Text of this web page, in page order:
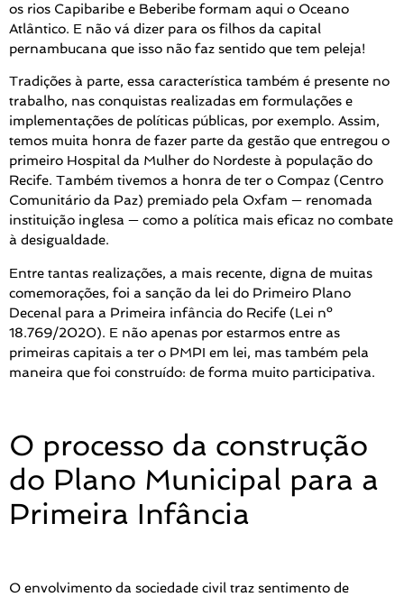
os rios Capibaribe e Beberibe formam aqui o Oceano
Atlântico. E não vá dizer para os filhos da capital
pernambucana que isso não faz sentido que tem peleja!
Tradições à parte, essa característica também é presente no
trabalho, nas conquistas realizadas em formulações e
implementações de políticas públicas, por exemplo. Assim,
temos muita honra de fazer parte da gestão que entregou o
primeiro Hospital da Mulher do Nordeste à população do
Recife. Também tivemos a honra de ter o Compaz (Centro
Comunitário da Paz) premiado pela Oxfam — renomada
instituição inglesa — como a política mais eficaz no combate
à desigualdade.
Entre tantas realizações, a mais recente, digna de muitas
comemorações, foi a sanção da lei do Primeiro Plano
Decenal para a Primeira infância do Recife (Lei nº
18.769/2020). E não apenas por estarmos entre as
primeiras capitais a ter o PMPI em lei, mas também pela
maneira que foi construído: de forma muito participativa.
O processo da construção
do Plano Municipal para a
Primeira Infância
O envolvimento da sociedade civil traz sentimento de